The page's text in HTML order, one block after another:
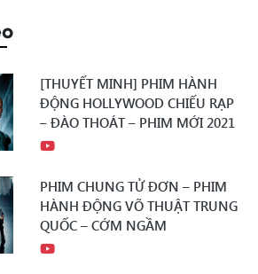
[THUYẾT MINH] PHIM HÀNH
ĐỘNG HOLLYWOOD CHIẾU RẠP
– ĐÀO THOÁT – PHIM MỚI 2021
PHIM CHUNG TỬ ĐƠN – PHIM
HÀNH ĐỘNG VÕ THUẬT TRUNG
QUỐC – CỚM NGẦM